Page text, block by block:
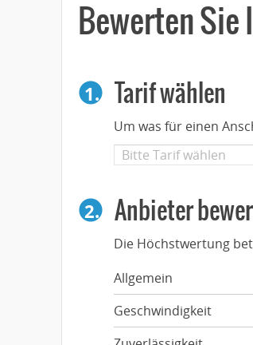
Bewerten
1. Tarif wählen
Um was für einen
2. Anbieter
Die Höchstwertung
Allgemein
Geschwindigkeit